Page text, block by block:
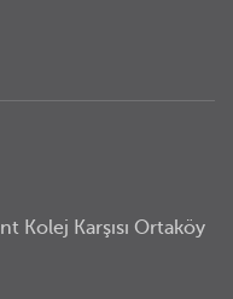
Kolej Karşısı Ortaköy